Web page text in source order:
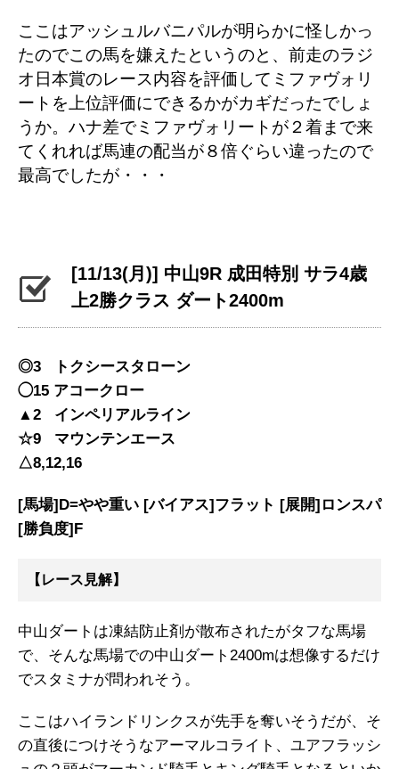
ここはアッシュルバニパルが明らかに怪しかっ
たのでこの馬を嫌えたというのと、前走のラジ
オ日本賞のレース内容を評価してミファヴォリ
ートを上位評価にできるかがカギだったでしょ
うか。ハナ差でミファヴォリートが２着まで来
てくれれば馬連の配当が８倍ぐらい違ったので
最高でしたが・・・
[11/13(月)] 中山9R 成田特別 サラ4歳
上2勝クラス ダート2400m
◎3 トクシースタローン
◯15 アコークロー
▲2 インペリアルライン
☆9 マウンテンエース
△8,12,16
[馬場]D=やや重い [バイアス]フラット [展開]ロンスパ
[勝負度]F
【レース見解】
中山ダートは凍結防止剤が散布されたがタフな馬場
で、そんな馬場での中山ダート2400mは想像するだけ
でスタミナが問われそう。
ここはハイランドリンクスが先手を奪いそうだが、そ
の直後につけそうなアーマルコライト、ユアフラッシ